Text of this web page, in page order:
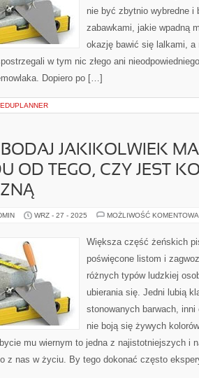
nie być zbytnio wybredne i
zabawkami, jakie wpadną
okazję bawić się lalkami, a
w tym nic złego ani
Dopiero po […]
EDUPLANNER
BODAJ JAKIKOLWIEK
OD TEGO, CZY JEST
WRZ - 27 - 2025 MOŻLIWOŚĆ
Większa część żeńskich
poświęcone listom i
różnych typów ludzkiej
ubierania się. Jedni lubią
stonowanych barwach,
nie boją się żywych
mu wiernym to jedna z najistotniejszych i
z nas w życiu. By tego dokonać często